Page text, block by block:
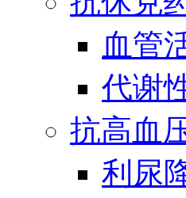
血管
代谢
抗高血
利尿